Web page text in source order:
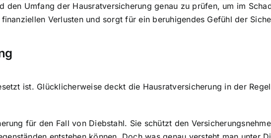
den Umfang der Hausratversicherung genau zu prüfen, um im
Verlusten und sorgt für ein beruhigendes Gefühl der
ist. Glücklicherweise deckt die Hausratversicherung in der
für den Fall von Diebstahl. Sie schützt den